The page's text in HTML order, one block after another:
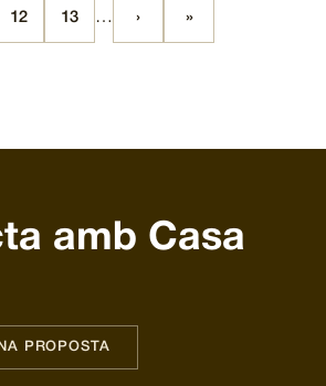
Pàgina
12 Pàgina
13 …
Next
page
›
Last
page
»
amb Casa
PROPOSTA